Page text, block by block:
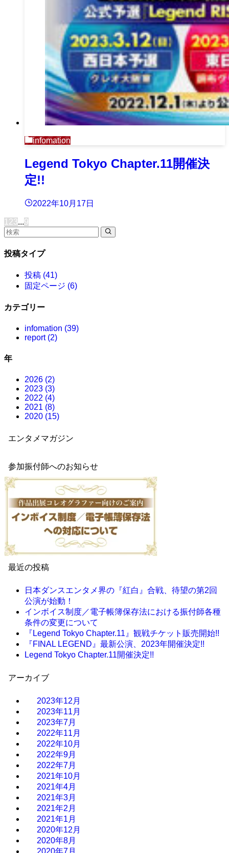
infomation
Legend Tokyo Chapter.11開催決
定!!
2022年10月17日
1 23...9
投稿タイプ
投稿 (41)
固定ページ (6)
カテゴリー
infomation (39)
report (2)
年
2026 (2)
2023 (3)
2022 (4)
2021 (8)
2020 (15)
エンタメマガジン
参加振付師へのお知らせ
最近の投稿
日本ダンスエンタメ界の『紅白』合戦、待望の第2回
公演が始動！
インボイス制度／電子帳簿保存法における振付師各種
条件の変更について
『Legend Tokyo Chapter.11』観戦チケット販売開始!!
『FINAL LEGEND』最新公演、2023年開催決定!!
Legend Tokyo Chapter.11開催決定!!
アーカイブ
2023年12月
2023年11月
2023年7月
2022年11月
2022年10月
2022年9月
2022年7月
2021年10月
2021年4月
2021年3月
2021年2月
2021年1月
2020年12月
2020年8月
2020年7月